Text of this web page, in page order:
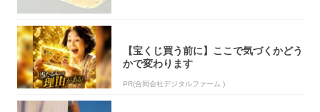
【宝くじ買う前に】ここで気づくかどう
かで変わります
PR(合同会社デジタルファーム )